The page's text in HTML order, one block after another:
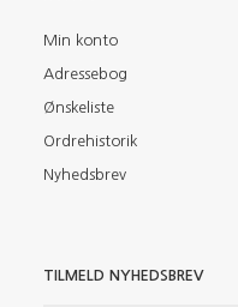
Min konto
Adressebog
Ønskeliste
Ordrehistorik
Nyhedsbrev
TILMELD NYHEDSBREV